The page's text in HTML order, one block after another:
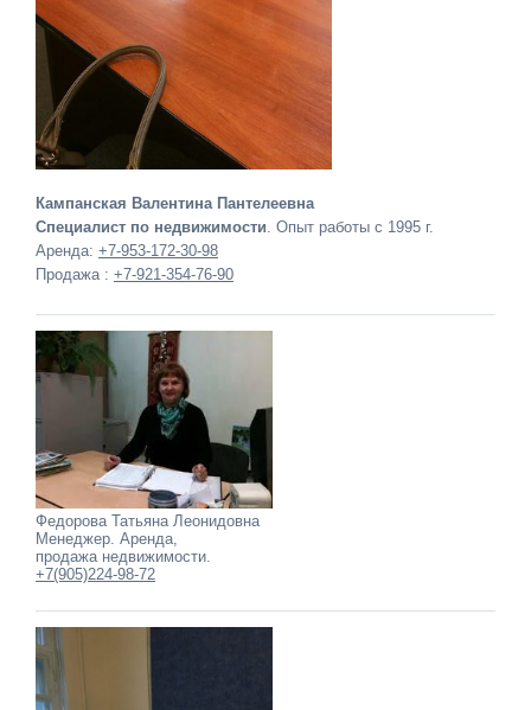
Кампанская Валентина Пантелеевна
Специалист по недвижимости . Опыт работы с 1995 г.
Аренда: +7-953-172-30-98
Продажа : +7-921-354-76-90
Федорова Татьяна Леонидовна
Менеджер. Аренда,
продажа недвижимости.
+7(905)224-98-72